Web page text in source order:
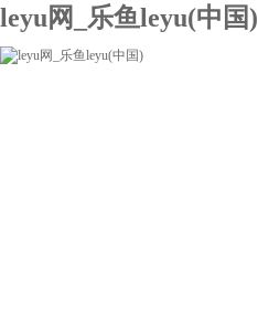
leyu网_乐鱼leyu(中国)